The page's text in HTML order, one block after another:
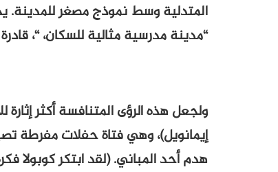
المتدلية وسط نموذج مصغر للمدينة.
“مدينة مدرسية مثالية للسكان، “،
ولجعل هذه الرؤى المتنافسة أكثر إثارة
إيمانويل)، وهي فتاة حفلات مفرطة
هدم أحد المباني. (لقد ابتكر كوبولا